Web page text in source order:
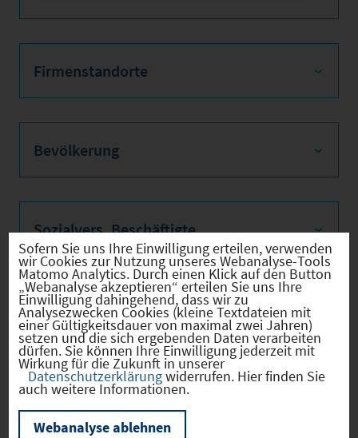
Firmenstandorte
Bevölkerung
Sozialvers. Beschäftigte
Verkehrsinfrastruktur
Kommunale Infrastruktur
Sofern Sie uns Ihre Einwilligung erteilen, verwenden
wir Cookies zur Nutzung unseres Webanalyse-Tools
Matomo Analytics. Durch einen Klick auf den Button
„Webanalyse akzeptieren“ erteilen Sie uns Ihre
Einwilligung dahingehend, dass wir zu
Analysezwecken Cookies (kleine Textdateien mit
einer Gültigkeitsdauer von maximal zwei Jahren)
setzen und die sich ergebenden Daten verarbeiten
dürfen. Sie können Ihre Einwilligung jederzeit mit
Wirkung für die Zukunft in unserer
Datenschutzerklärungwiderrufen. Hier finden Sie
auch weitere Informationen.
Webanalyse ablehnen